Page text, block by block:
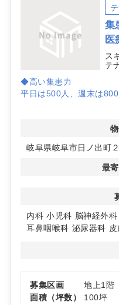
集
医
ス
テ
◆高い集患力
平日は500人、週末は
隣接しており、安定し
め、映画館などの集客施
開業が可能です。詳細は
岐阜県岐阜市日ノ出町
最
内科 小児科 脳神経外科
耳鼻咽喉科 泌尿器科
募集区画
地上1階
面積（坪数）
100坪